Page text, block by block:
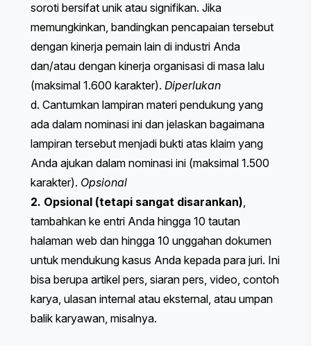
soroti bersifat unik atau signifikan. Jika
memungkinkan, bandingkan pencapaian tersebut
dengan kinerja pemain lain di industri Anda
dan/atau dengan kinerja organisasi di masa lalu
(maksimal 1.600 karakter). Diperlukan
d. Cantumkan lampiran materi pendukung yang
ada dalam nominasi ini dan jelaskan bagaimana
lampiran tersebut menjadi bukti atas klaim yang
Anda ajukan dalam nominasi ini (maksimal 1.500
karakter). Opsional
2. Opsional (tetapi sangat disarankan),
tambahkan ke entri Anda hingga 10 tautan
halaman web dan hingga 10 unggahan dokumen
untuk mendukung kasus Anda kepada para juri. Ini
bisa berupa artikel pers, siaran pers, video, contoh
karya, ulasan internal atau eksternal, atau umpan
balik karyawan, misalnya.